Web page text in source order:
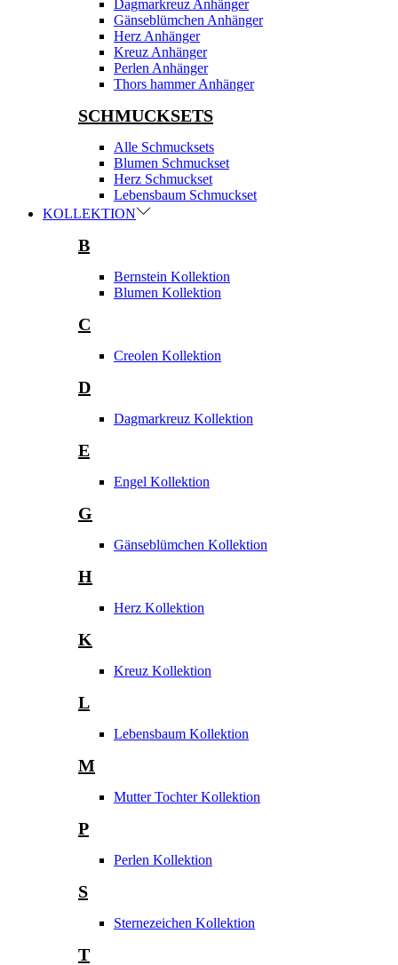
Dagmarkreuz Anhänger
Gänseblümchen Anhänger
Herz Anhänger
Kreuz Anhänger
Perlen Anhänger
Thors hammer Anhänger
SCHMUCKSETS
Alle Schmucksets
Blumen Schmuckset
Herz Schmuckset
Lebensbaum Schmuckset
KOLLEKTION
B
Bernstein Kollektion
Blumen Kollektion
C
Creolen Kollektion
D
Dagmarkreuz Kollektion
E
Engel Kollektion
G
Gänseblümchen Kollektion
H
Herz Kollektion
K
Kreuz Kollektion
L
Lebensbaum Kollektion
M
Mutter Tochter Kollektion
P
Perlen Kollektion
S
Sternezeichen Kollektion
T